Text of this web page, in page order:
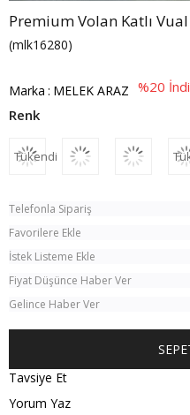
Premium Volan Katlı
(mlk16280)
Marka : MELEK ARAZ %20
Tükendi
Telefonla Sipariş
Favorilere Ekle
İstek Listeme Ekle
Fiyat Düşünce Haber Ver
Gelince Haber Ver
Tavsiye Et
Yorum Yaz